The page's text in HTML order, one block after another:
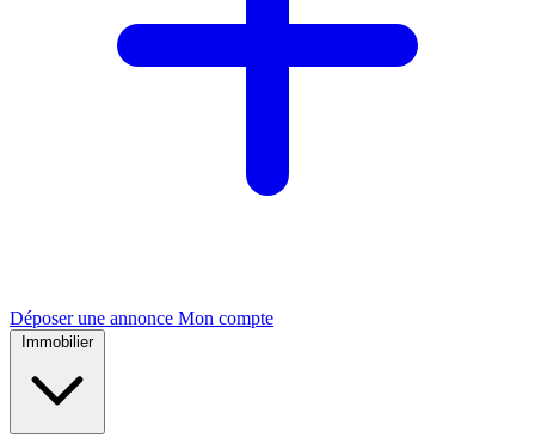
Déposer une annonce Mon compte
Immobilier